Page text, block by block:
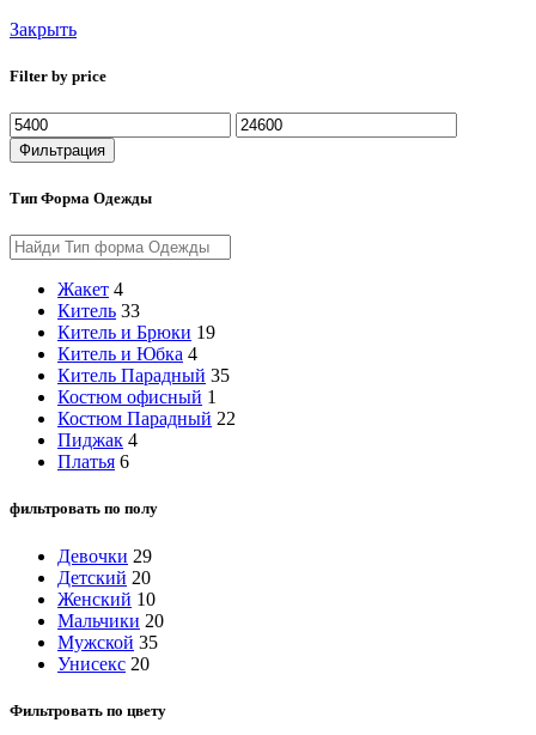
Закрыть
Filter by price
Фильтрация
Тип Форма Одежды
Жакет 4
Китель 33
Китель и Брюки 19
Китель и Юбка 4
Китель Парадный 35
Костюм офисный 1
Костюм Парадный 22
Пиджак 4
Платья 6
фильтровать по полу
Девочки 29
Детский 20
Женский 10
Мальчики 20
Мужской 35
Унисекс 20
Фильтровать по цвету